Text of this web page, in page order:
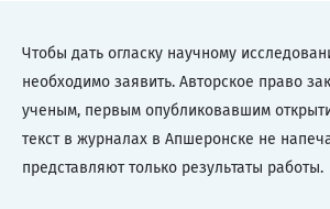
Чтобы дать огласку научному
необходимо заявить. Авторское право
ученым, первым опубликовавшим
текст в журналах в Апшеронске не
представляют только результаты работы.